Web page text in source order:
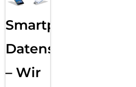
Smartphone
Datensicherung
– Wir